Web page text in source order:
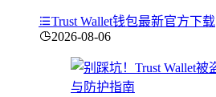
Trust Wallet钱包最新官方下载
2026-08-06